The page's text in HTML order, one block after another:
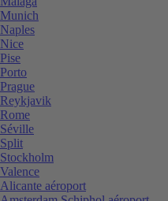
Munich
Naples
Nice
Pise
Porto
Prague
Reykjavik
Rome
Séville
Split
Stockholm
Valence
Alicante aéroport